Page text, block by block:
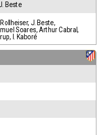
Beste
Rollheiser, J. Beste,
Soares, Arthur Cabral,
, I. Kaboré